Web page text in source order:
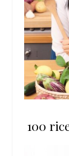
100